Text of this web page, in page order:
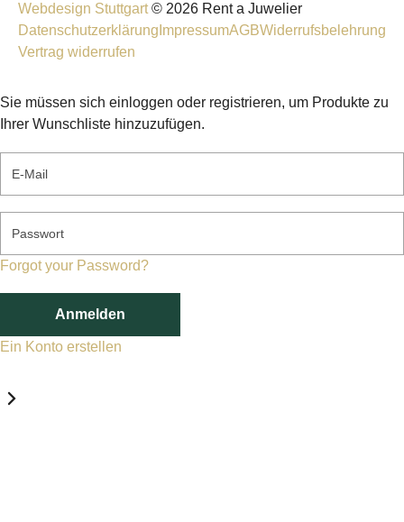
Webdesign Stuttgart © 2026 Rent a Juwelier
Datenschutzerklärung ImpressumAGBWiderrufsbelehrung
Vertrag widerrufen
Sie müssen sich einloggen oder registrieren, um Produkte zu
Ihrer Wunschliste hinzuzufügen.
E-Mail
Passwort
Forgot your Password?
Anmelden
Ein Konto erstellen